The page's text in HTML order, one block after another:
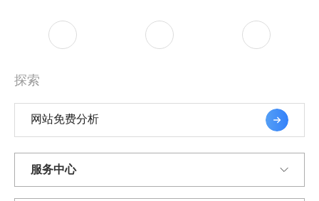
探索
网站免费分析
服务中心